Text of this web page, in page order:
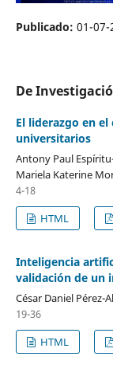
Publicado: 01-07-
De
El liderazgo en
universitarios
Antony Paul
Mariela Katerine
4-18
HTML
Inteligencia
validación de un
César Daniel
19-36
HTML